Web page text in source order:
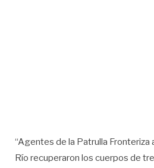
“Agentes de la Patrulla Fronteriza
Río recuperaron los cuerpos de